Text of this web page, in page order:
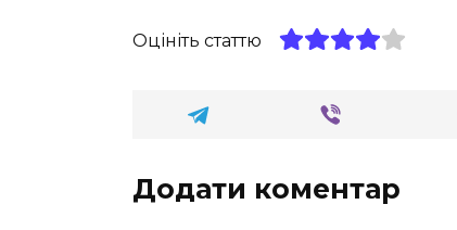
Оцініть статтю
Додати коментар